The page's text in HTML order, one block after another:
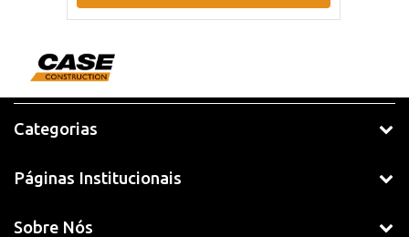
Categorias
Páginas Institucionais
Sobre Nós